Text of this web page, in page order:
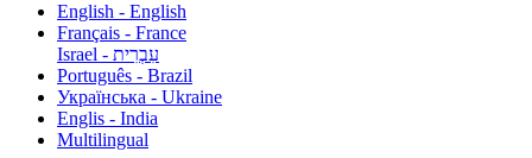
English - English
Français - France
עִבְרִית - Israel
Português - Brazil
Українська - Ukraine
Englis - India
Multilingual